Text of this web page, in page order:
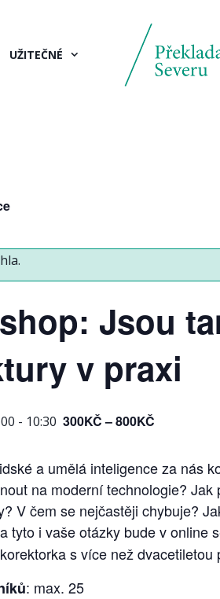
UŽITEČNÉ
Jsou
v praxi
- 10:30 300KČ – 800KČ
a umělá inteligence za nás
na moderní technologie?
V čem se nejčastěji chybuje?
tyto i vaše otázky bude v online
s více než dvacetiletou
: max. 25